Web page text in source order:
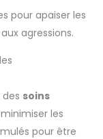
pour apaiser les
agressions.
soins
les
pour être